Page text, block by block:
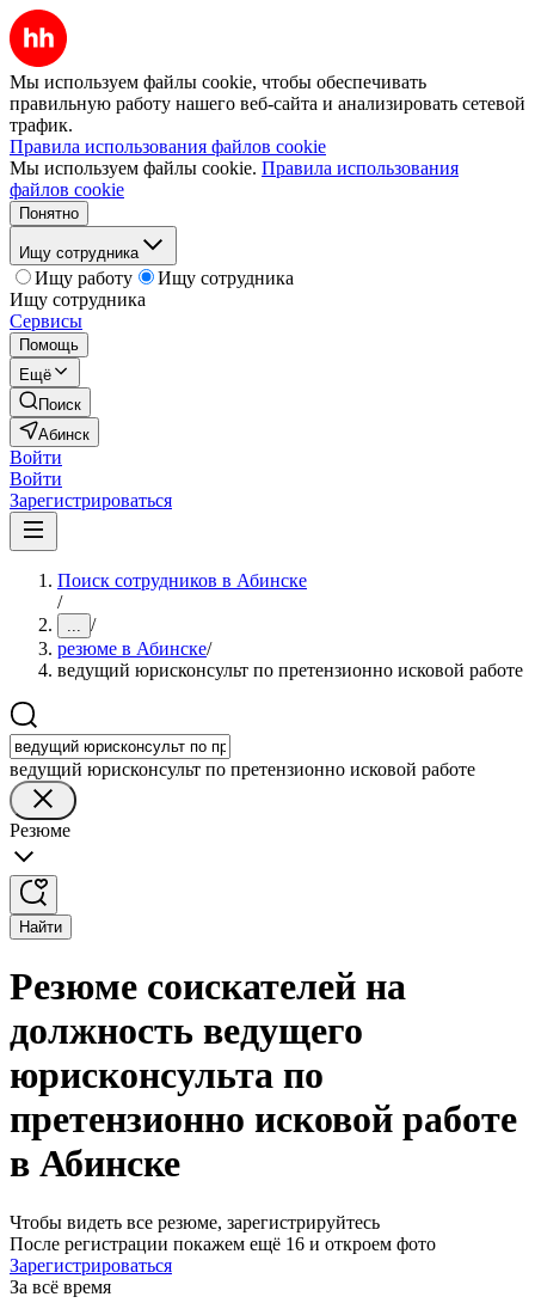
Мы используем файлы cookie, чтобы обеспечивать
правильную работу нашего веб-сайта и анализировать сетевой
трафик.
Правила использования файлов cookie
Мы используем файлы cookie. Правила использования
файлов cookie
Понятно
Ищу сотрудника
Ищу работу
Ищу сотрудника
Ищу сотрудника
Сервисы
Помощь
Ещё
Поиск
Абинск
Войти
Войти
Зарегистрироваться
Поиск сотрудников в Абинске
/
... /
резюме в Абинске/
ведущий юрисконсульт по претензионно исковой работе
ведущий юрисконсульт по претензионно исковой работе
Резюме
Найти
Резюме соискателей на
должность ведущего
юрисконсульта по
претензионно исковой работе
в Абинске
Чтобы видеть все резюме, зарегистрируйтесь
После регистрации покажем ещё 16 и откроем фото
Зарегистрироваться
За всё время